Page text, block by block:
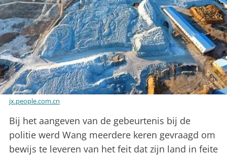
jx.people.com.cn
Bij het aangeven van de gebeurtenis bij de
politie werd Wang meerdere keren gevraagd om
bewijs te leveren van het feit dat zijn land in feite